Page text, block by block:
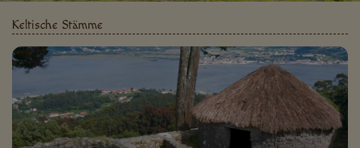
Keltische Stämme